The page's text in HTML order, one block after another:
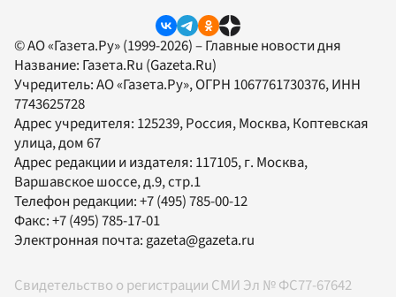
© АО «Газета.Ру» (1999-2026) – Главные новости дня
Название: Газета.Ru (Gazeta.Ru)
Учредитель:АО «Газета.Ру», ОГРН 1067761730376, ИНН
7743625728
Адрес учредителя: 125239, Россия, Москва, Коптевская
улица, дом 67
Адрес редакции и издателя: 117105, г. Москва,
Варшавское шоссе, д.9, стр.1
Телефон редакции:+7 (495) 785-00-12
Факс:+7 (495) 785-17-01
Электронная почта:gazeta@gazeta.ru
Свидетельство о регистрации СМИ Эл № ФС77-67642